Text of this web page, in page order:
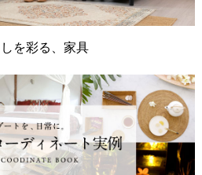
を彩る、家具